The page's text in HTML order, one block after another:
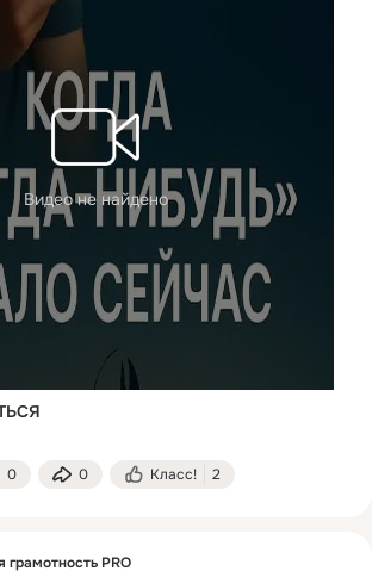
Видео не найдено
0 0 Класс! 2
грамотность PRO